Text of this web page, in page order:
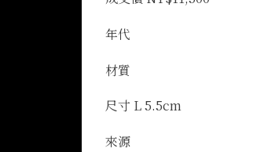
年代
材質
尺寸 L 5.5cm
來源